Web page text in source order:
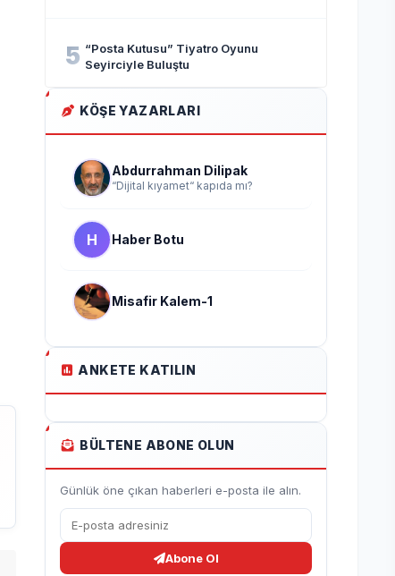
5 “Posta Kutusu” Tiyatro Oyunu
Seyirciyle Buluştu
KÖŞE YAZARLARI
Abdurrahman Dilipak
“Dijital kıyamet“ kapıda mı?
H Haber Botu
Misafir Kalem-1
ANKETE KATILIN
BÜLTENE ABONE OLUN
Günlük öne çıkan haberleri e-posta ile alın.
Abone Ol